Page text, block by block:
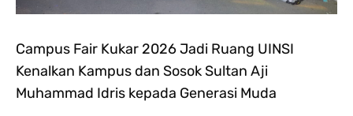
Campus Fair Kukar 2026 Jadi Ruang UINSI
Kenalkan Kampus dan Sosok Sultan Aji
Muhammad Idris kepada Generasi Muda